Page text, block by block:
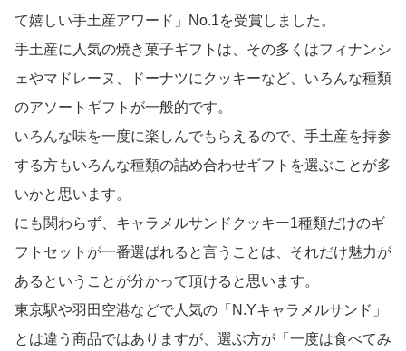
て嬉しい手土産アワード」No.1を受賞しました。
手土産に人気の焼き菓子ギフトは、その多くはフィナンシ
ェやマドレーヌ、ドーナツにクッキーなど、いろんな種類
のアソートギフトが一般的です。
いろんな味を一度に楽しんでもらえるので、手土産を持参
する方もいろんな種類の詰め合わせギフトを選ぶことが多
いかと思います。
にも関わらず、キャラメルサンドクッキー1種類だけのギ
フトセットが一番選ばれると言うことは、それだけ魅力が
あるということが分かって頂けると思います。
東京駅や羽田空港などで人気の「N.Yキャラメルサンド」
とは違う商品ではありますが、選ぶ方が「一度は食べてみ